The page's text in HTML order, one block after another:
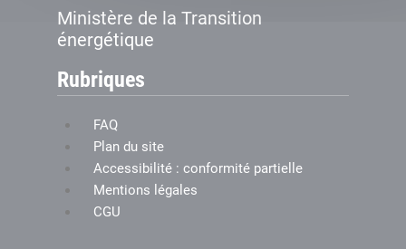
Ministère de la Transition
énergétique
Rubriques
FAQ
Plan du site
Accessibilité : conformité partielle
Mentions légales
CGU